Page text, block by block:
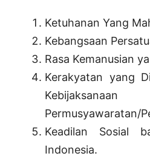
Ketuhanan Yang
Kebangsaan
Rasa Kemanusian
Kerakyatan yang
Permusyawaratan/
Keadilan Sosial
Indonesia.